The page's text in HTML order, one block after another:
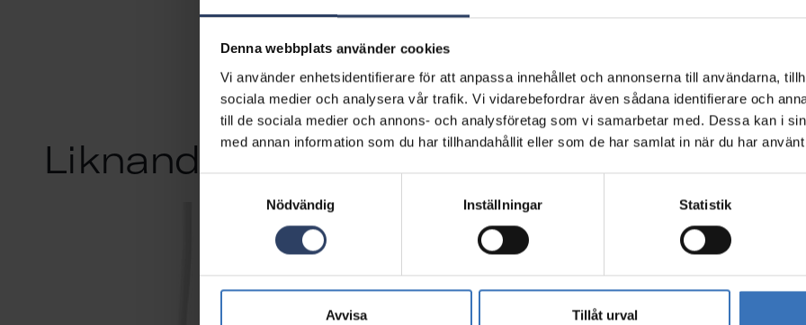
Denna webbplats använder cookies
Vi använder enhetsidentifierare för att anpassa innehållet och annonserna till användarna,
sociala medier och analysera vår trafik. Vi vidarebefordrar även sådana identifierare och
till de sociala medier och annons- och analysföretag som vi samarbetar med. Dessa kan i
med annan information som du har tillhandahållit eller som de har samlat in när du har
Nödvändig
Inställningar Statistik
Avvisa Tillåt urval
Liknande produkter